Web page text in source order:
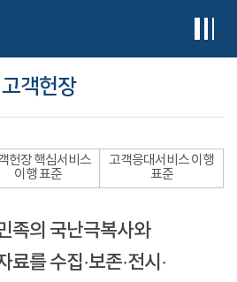
고객헌장
헌장 핵심서비스
이행 표준
고객응대서비스 이행
표준
족의 국난극복사와
를 수집·보존·전시·